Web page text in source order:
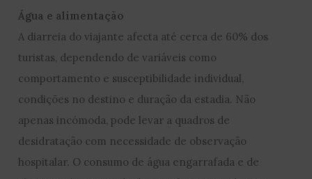
Água e alimentação
A diarreia do viajante afecta até cerca de 60% dos
turistas, dependendo de variáveis como
comportamento e susceptibilidade individual,
condições no destino e duração da estadia. Não
apenas incómoda, pode levar a quadros de
desidratação com necessidade de observação
hospitalar. O consumo de água engarrafada e de